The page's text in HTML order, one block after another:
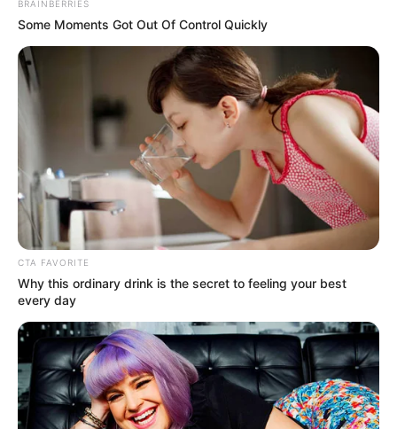
BRAINBERRIES
Some Moments Got Out Of Control Quickly
CTA FAVORITE
Why this ordinary drink is the secret to feeling your best
every day